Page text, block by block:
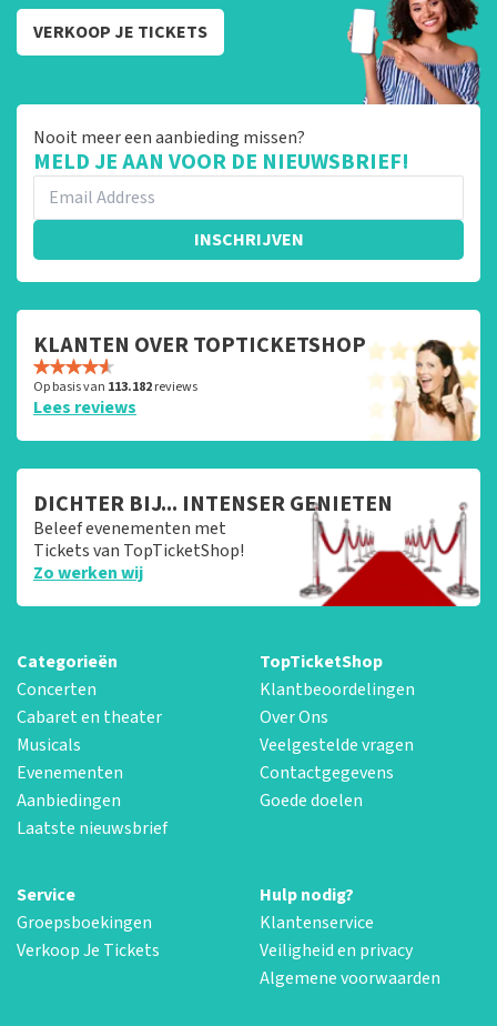
VERKOOP JE TICKETS
Nooit meer een aanbieding missen?
MELD JE AAN VOOR DE NIEUWSBRIEF!
INSCHRIJVEN
KLANTEN OVER TOPTICKETSHOP
Op basis van 113.182reviews
Lees reviews
DICHTER BIJ... INTENSER GENIETEN
Beleef evenementen met
Tickets van TopTicketShop!
Zo werken wij
Categorieën
Concerten
Cabaret en theater
Musicals
Evenementen
Aanbiedingen
Laatste nieuwsbrief
TopTicketShop
Klantbeoordelingen
Over Ons
Veelgestelde vragen
Contactgegevens
Goede doelen
Service
Groepsboekingen
Verkoop Je Tickets
Hulp nodig?
Klantenservice
Veiligheid en privacy
Algemene voorwaarden